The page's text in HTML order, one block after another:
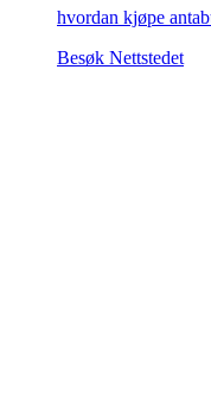
hvordan kjøpe
Besøk Nettstedet